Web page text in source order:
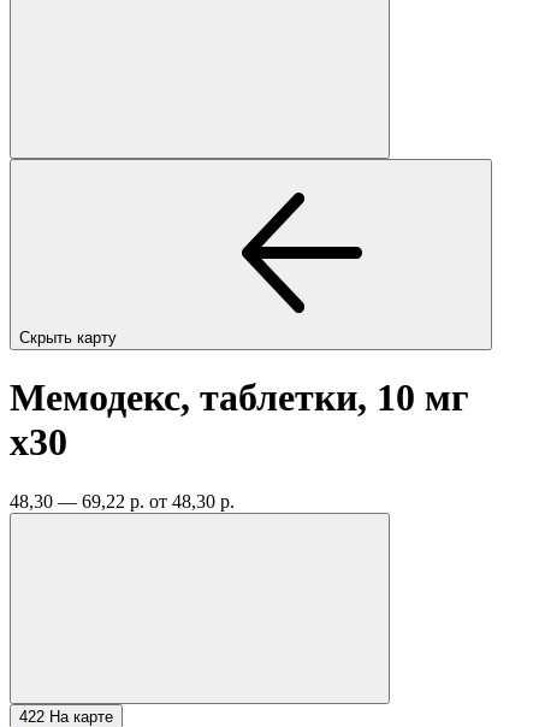
Скрыть карту
Мемодекс, таблетки, 10 мг
x30
48,30 — 69,22 р. от 48,30 р.
422 На карте